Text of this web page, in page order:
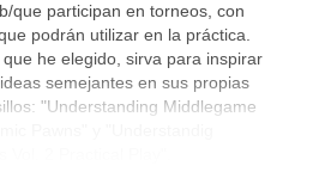
que participan en torneos, con
podrán utilizar en la práctica.
he elegido, sirva para inspirar
semejantes en sus propias
"Understanding Middlegame